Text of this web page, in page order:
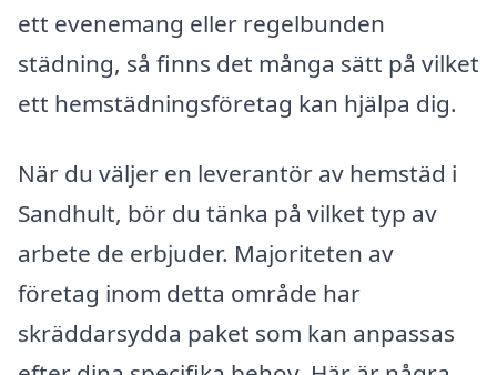
ett evenemang eller regelbunden
städning, så finns det många sätt på vilket
ett hemstädningsföretag kan hjälpa dig.
När du väljer en leverantör av hemstäd i
Sandhult, bör du tänka på vilket typ av
arbete de erbjuder. Majoriteten av
företag inom detta område har
skräddarsydda paket som kan anpassas